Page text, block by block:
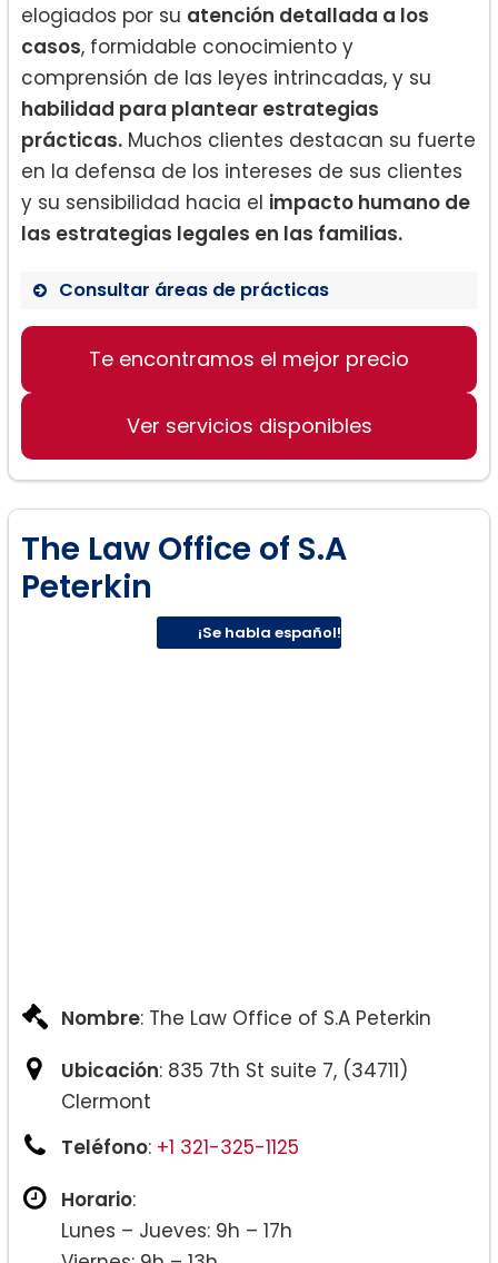
elogiados por su atención detallada a los
casos, formidable conocimiento y
comprensión de las leyes intrincadas, y su
habilidad para plantear estrategias
prácticas. Muchos clientes destacan su fuerte
en la defensa de los intereses de sus clientes
y su sensibilidad hacia el impacto humano de
las estrategias legales en las familias.
Consultar áreas de prácticas
Derecho de familia
Divorcios
Acuerdo parental y manutención de
los niños
Te encontramos el mejor precio
Ver servicios disponibles
The Law Office of S.A
Peterkin
¡Se habla español!
Nombre: The Law Office of S.A Peterkin
Ubicación: 835 7th St suite 7, (34711)
Clermont
Teléfono: +1 321-325-1125
Horario:
Lunes – Jueves: 9h – 17h